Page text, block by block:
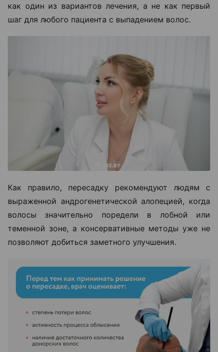
как один из вариантов лечения, а не как первый
шаг для любого пациента с выпадением волос.
Как правило, пересадку рекомендуют людям с
выраженной андрогенетической алопецией, когда
волосы значительно поредели в лобной или
теменной зоне, а консервативные методы уже не
позволяют добиться заметного улучшения.